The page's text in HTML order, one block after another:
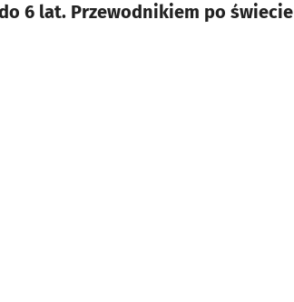
6 lat. Przewodnikiem po świecie